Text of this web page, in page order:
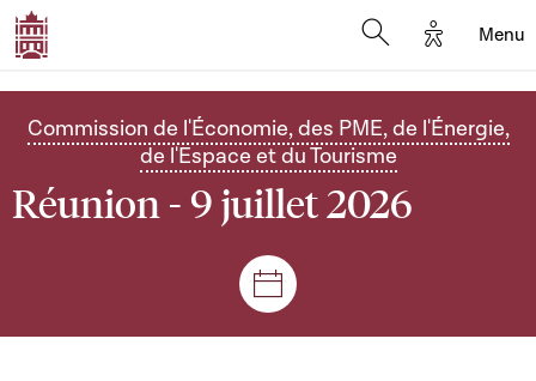
Options
Menu
Commission de l'Économie, des PME, de l'Énergie,
de l'Espace et du Tourisme
Réunion - 9 juillet 2026
Séances et réunions